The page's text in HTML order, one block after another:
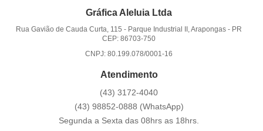
Gráfica Aleluia Ltda
Rua Gavião de Cauda Curta, 115 - Parque Industrial II, Arapongas - PR
CEP: 86703-750
CNPJ: 80.199.078/0001-16
Atendimento
(43) 3172-4040
(43) 98852-0888 (WhatsApp)
Segunda a Sexta das 08hrs as 18hrs.